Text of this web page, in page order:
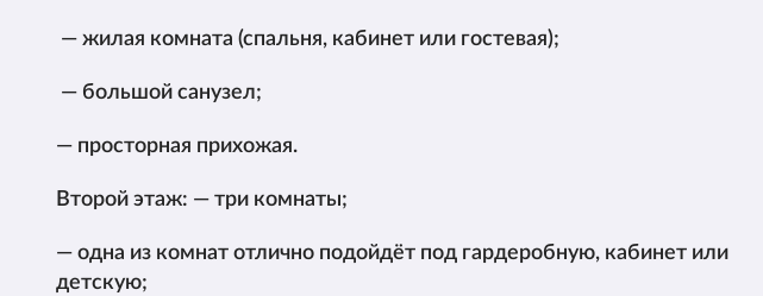
— жилая комната (спальня, кабинет или гостевая);
— большой санузел;
— просторная прихожая.
Второй этаж: — три комнаты;
— одна из комнат отлично подойдёт под гардеробную, кабинет или
детскую;